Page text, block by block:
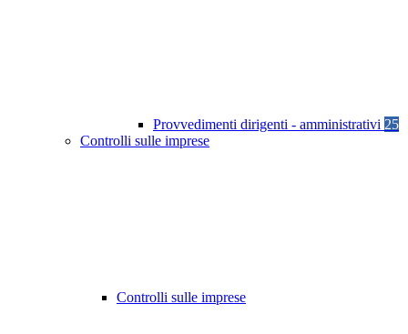
Provvedimenti dirigenti - amministrativi 25
Controlli sulle imprese
Controlli sulle imprese